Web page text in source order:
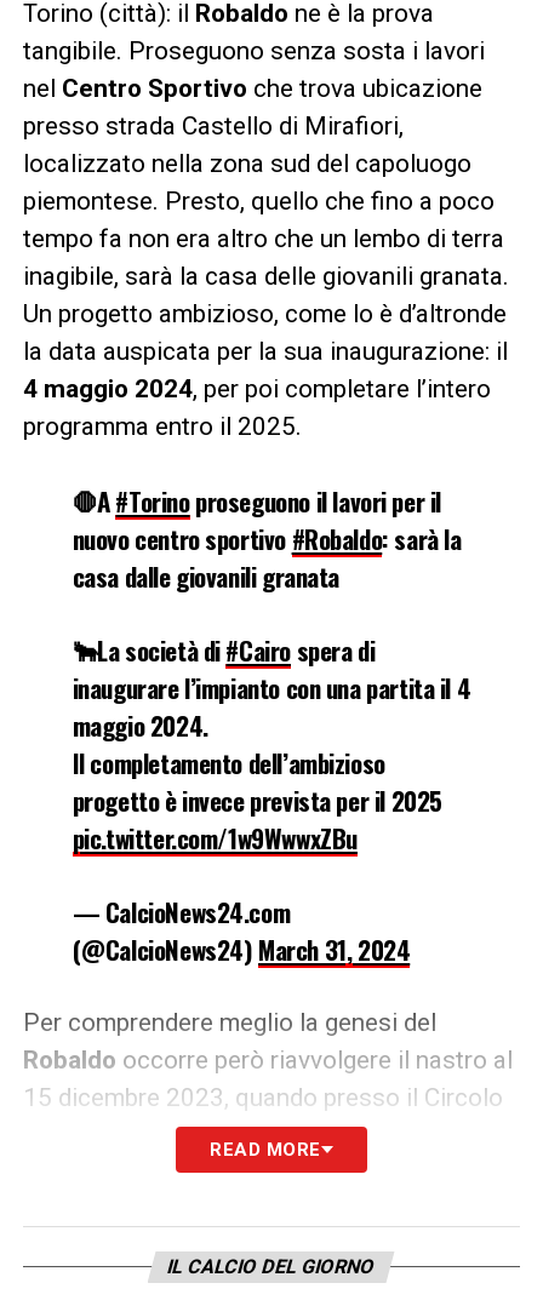
Torino (città): il Robaldo ne è la prova
tangibile. Proseguono senza sosta i lavori
nel Centro Sportivo che trova ubicazione
presso strada Castello di Mirafiori,
localizzato nella zona sud del capoluogo
piemontese. Presto, quello che fino a poco
tempo fa non era altro che un lembo di terra
inagibile, sarà la casa delle giovanili granata.
Un progetto ambizioso, come lo è d’altronde
la data auspicata per la sua inaugurazione: il
4 maggio 2024, per poi completare l’intero
programma entro il 2025.
🛑A#Torinoproseguono il lavori per il
nuovo centro sportivo#Robaldo: sarà la
casa dalle giovanili granata
🐂La società di#Cairospera di
inaugurare l’impianto con una partita il 4
maggio 2024.
Il completamento dell’ambizioso
progetto è invece prevista per il 2025
pic.twitter.com/1w9WwwxZBu
— CalcioNews24.com
(@CalcioNews24)March 31, 2024
Per comprendere meglio la genesi del
Robaldo occorre però riavvolgere il nastro al
15 dicembre 2023, quando presso il Circolo
della Stampa ilPresidente del Torino
, insieme alSindaco Lo Russo
, palesavano ai cronisti il concept
progettuale dietro il Centro Sportivo. Primo
READ MORE
IL CALCIO DEL GIORNO